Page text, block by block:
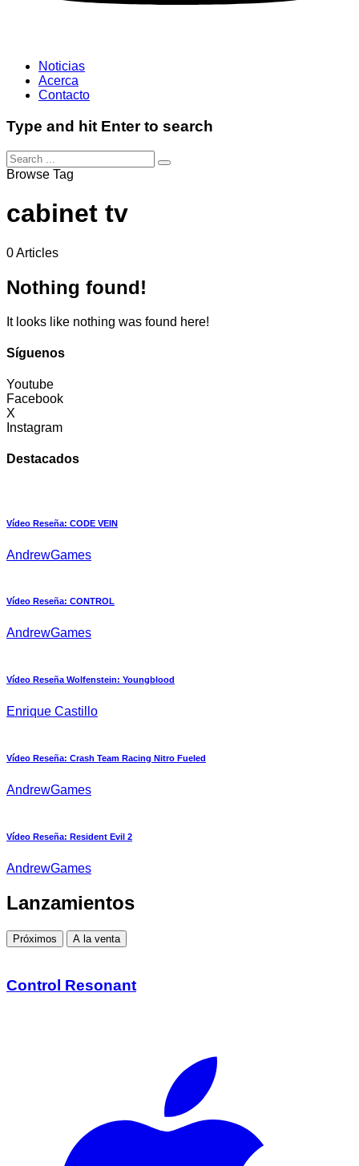
Noticias
Acerca
Contacto
Type and hit Enter to search
Browse Tag
cabinet tv
0 Articles
Nothing found!
It looks like nothing was found here!
Síguenos
Youtube
Facebook
X
Instagram
Destacados
Vídeo Reseña: CODE VEIN
AndrewGames
Vídeo Reseña: CONTROL
AndrewGames
Vídeo Reseña Wolfenstein: Youngblood
Enrique Castillo
Vídeo Reseña: Crash Team Racing Nitro Fueled
AndrewGames
Vídeo Reseña: Resident Evil 2
AndrewGames
Lanzamientos
Próximos A la venta
Control Resonant